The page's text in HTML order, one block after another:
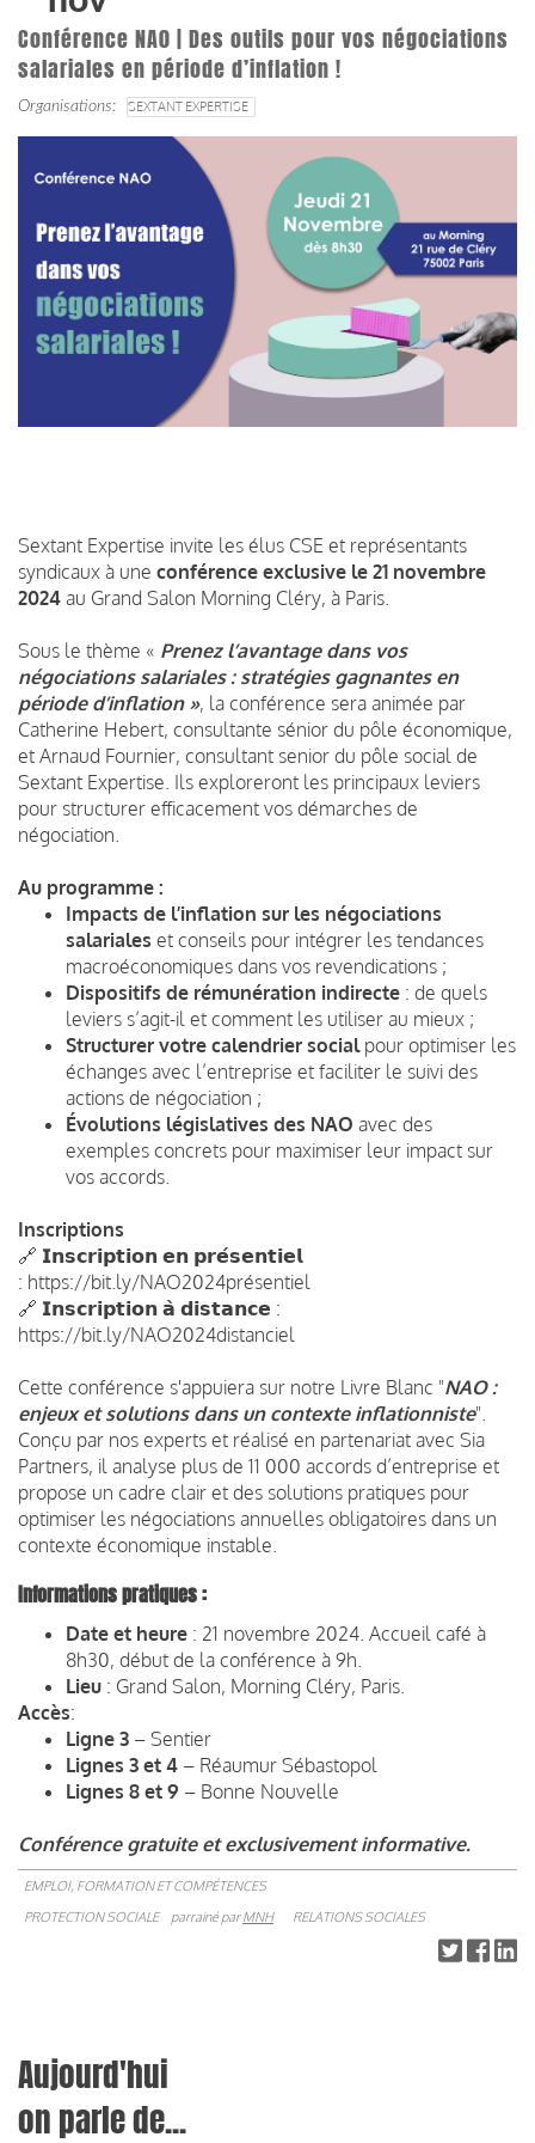
Conférence NA0 | Des outils pour vos négociations
salariales en période d’inflation !
Organisations SEXTANT EXPERTISE
Sextant Expertise invite les élus CSE et représentants
syndicaux à une conférence exclusive le 21 novembre
2024 au Grand Salon Morning Cléry, à Paris.
Sous le thème « Prenez l’avantage dans vos
négociations salariales : stratégies gagnantes en
période d’inflation », la conférence sera animée par
Catherine Hebert, consultante sénior du pôle économique,
et Arnaud Fournier, consultant senior du pôle social de
Sextant Expertise. Ils exploreront les principaux leviers
pour structurer efficacement vos démarches de
négociation.
Au programme :
Impacts de l’inflation sur les négociations
salariales et conseils pour intégrer les tendances
macroéconomiques dans vos revendications ;
Dispositifs de rémunération indirecte : de quels
leviers s’agit-il et comment les utiliser au mieux ;
Structurer votre calendrier socialpour optimiser les
échanges avec l’entreprise et faciliter le suivi des
actions de négociation ;
Évolutions législatives des NAO avec des
exemples concrets pour maximiser leur impact sur
vos accords.
Inscriptions
🔗 𝗜𝗻𝘀𝗰𝗿𝗶𝗽𝘁𝗶𝗼𝗻 𝗲𝗻 𝗽𝗿𝗲́𝘀𝗲𝗻𝘁𝗶𝗲𝗹
: https://bit.ly/NAO2024présentiel
🔗 𝗜𝗻𝘀𝗰𝗿𝗶𝗽𝘁𝗶𝗼𝗻 𝗮̀ 𝗱𝗶𝘀𝘁𝗮𝗻𝗰𝗲 :
https://bit.ly/NAO2024distanciel
Cette conférence s'appuiera sur notre Livre Blanc "NAO :
enjeux et solutions dans un contexte inflationniste".
Conçu par nos experts et réalisé en partenariat avec Sia
Partners, il analyse plus de 11 000 accords d’entreprise et
propose un cadre clair et des solutions pratiques pour
optimiser les négociations annuelles obligatoires dans un
contexte économique instable.
Informations pratiques :
Date et heure : 21 novembre 2024. Accueil café à
8h30, début de la conférence à 9h.
Lieu : Grand Salon, Morning Cléry, Paris.
Accès:
Ligne 3 – Sentier
Lignes 3 et 4 – Réaumur Sébastopol
Lignes 8 et 9 – Bonne Nouvelle
Conférence gratuite et exclusivement informative.
EMPLOI, FORMATION ET COMPÉTENCES
PROTECTION SOCIALE
parrainé parMNH RELATIONS SOCIALES
Aujourd'hui
on parle de...